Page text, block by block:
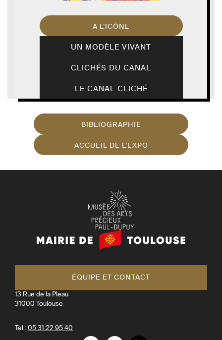
A L’ICÔNE
UN MODÈLE VIVANT
CLICHÉS DU CANAL
LE CANAL CLICHÉ
BIBLIOGRAPHIE
ACCUEIL DE L’EXPO
Mairie
de
ÉQUIPE ET CONTACT
13 Rue de la Pleau
31000
Toulouse
Tel : 05 31 22 95 40